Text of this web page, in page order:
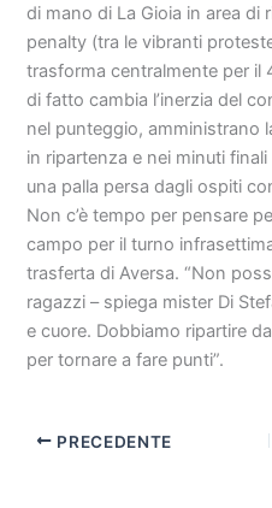
di mano di La Gioia in area di
penalty (tra le vibranti
trasforma centralmente per il
di fatto cambia l’inerzia del
nel punteggio, amministrano
in ripartenza e nei minuti
una palla persa dagli ospiti
Non c’è tempo per pensare
campo per il turno
trasferta di Aversa. “Non
ragazzi – spiega mister Di
e cuore. Dobbiamo ripartire
per tornare a fare punti”.
PRECEDENTE